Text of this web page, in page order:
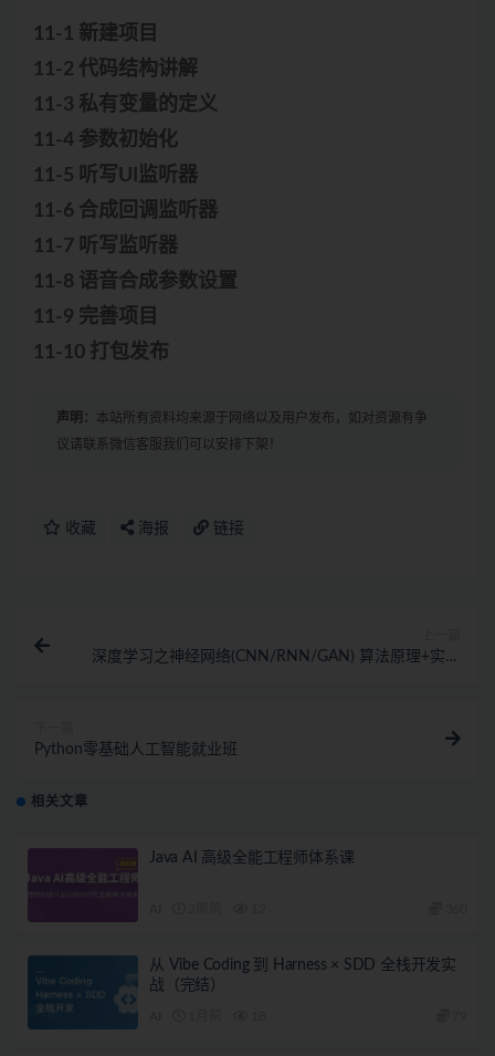
11-1 新建项目
11-2 代码结构讲解
11-3 私有变量的定义
11-4 参数初始化
11-5 听写UI监听器
11-6 合成回调监听器
11-7 听写监听器
11-8 语音合成参数设置
11-9 完善项目
11-10 打包发布
声明： 本站所有资料均来源于网络以及用户发布，如对资源有争
议请联系微信客服我们可以安排下架！
收藏 海报 链接
深度学习之神经网络(CNN/RNN/GAN) 算法原理+实战
Python零基础人工智能就业班
相关文章
Java AI 高级全能工程师体系课
从 Vibe Coding 到 Harness × SDD 全栈开发实
战（完结）